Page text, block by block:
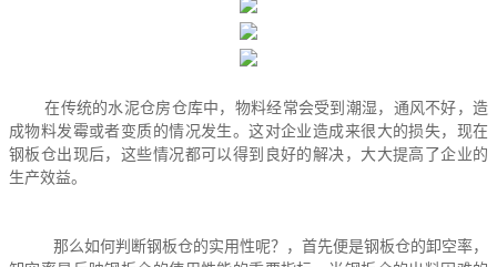
在传统的水泥仓房仓库中，物料经常会受到潮湿，通风不好，造
成物料发霉或者变质的情况发生。这对企业造成来很大的损失，现在
钢板仓出现后，这些情况都可以得到良好的解决，大大提高了企业的
生产效益。
那么如何判断钢板仓的实用性呢？，首先便是钢板仓的卸空率，